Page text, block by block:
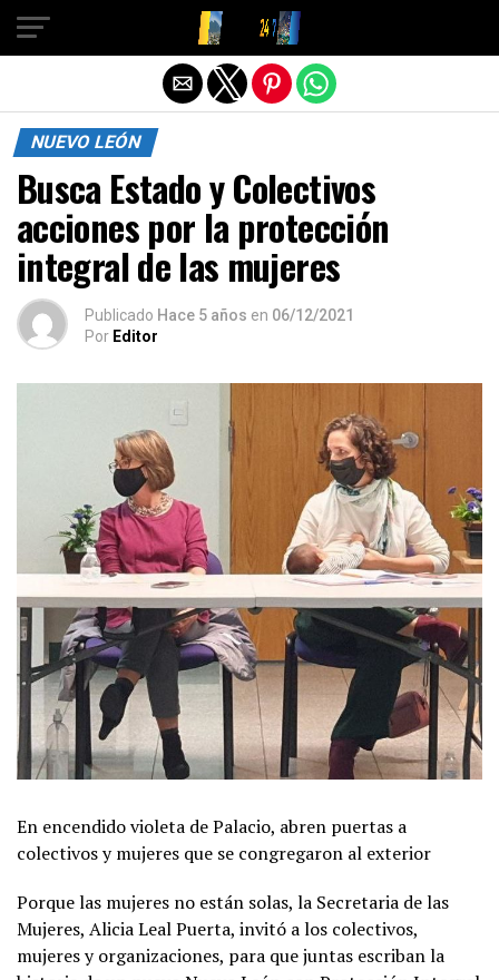
NUEVO LEÓN
Busca Estado y Colectivos
acciones por la protección
integral de las mujeres
Publicado Hace 5 años en 06/12/2021
Por Editor
En encendido violeta de Palacio, abren puertas a
colectivos y mujeres que se congregaron al exterior
Porque las mujeres no están solas, la Secretaria de las
Mujeres, Alicia Leal Puerta, invitó a los colectivos,
mujeres y organizaciones, para que juntas escriban la
Salir de la versión móvil